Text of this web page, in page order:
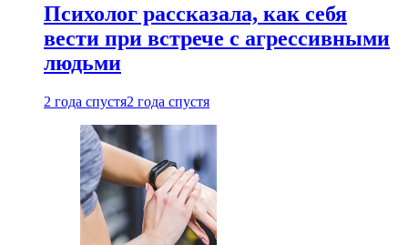
Психолог рассказала, как себя
вести при встрече с агрессивными
людьми
2 года спустя2 года спустя